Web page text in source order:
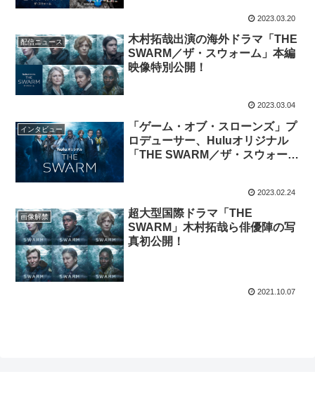
2023.03.20
配信ニュース
木村拓哉出演の海外ドラマ「THE
SWARM／ザ・スウォーム」本編
映像特別公開！
2023.03.04
インタビュー
「ゲーム・オブ・スローンズ」プ
ロデューサー、Huluオリジナル
「THE SWARM／ザ・スウォー
2023.02.24
画像解禁
超大型国際ドラマ「THE
SWARM」木村拓哉ら俳優陣の写
真初公開！
2021.10.07